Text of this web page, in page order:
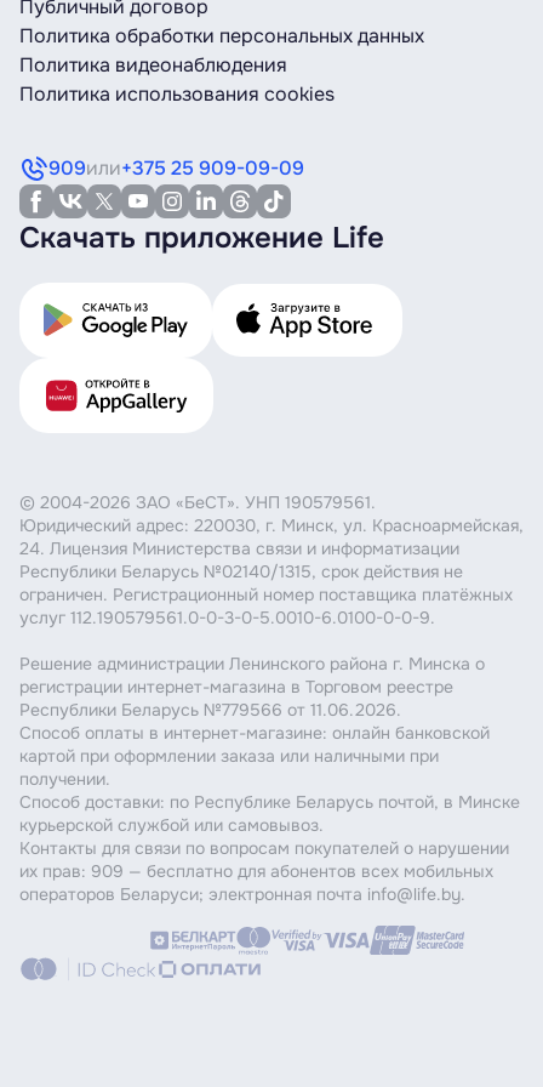
позвонить позже».
Публичный договор
Политика обработки персональных данных
Политика видеонаблюдения
Политика использования cookies
909или+375 25 909-09-09
Скачать приложение Life
© 2004-2026 ЗАО «БеСТ». УНП 190579561.
Юридический адрес: 220030, г. Минск, ул. Красноармейская,
24. Лицензия Министерства связи и информатизации
Республики Беларусь №02140/1315, срок действия не
ограничен. Регистрационный номер поставщика платёжных
услуг 112.190579561.0-0-3-0-5.0010-6.0100-0-0-9.
Решение администрации Ленинского района г. Минска о
регистрации интернет-магазина в Торговом реестре
Республики Беларусь №779566 от 11.06.2026.
Способ оплаты в интернет-магазине: онлайн банковской
картой при оформлении заказа или наличными при
получении.
Способ доставки: по Республике Беларусь почтой, в Минске
курьерской службой или самовывоз.
Контакты для связи по вопросам покупателей о нарушении
их прав: 909 — бесплатно для абонентов всех мобильных
операторов Беларуси; электронная почта info@life.by.